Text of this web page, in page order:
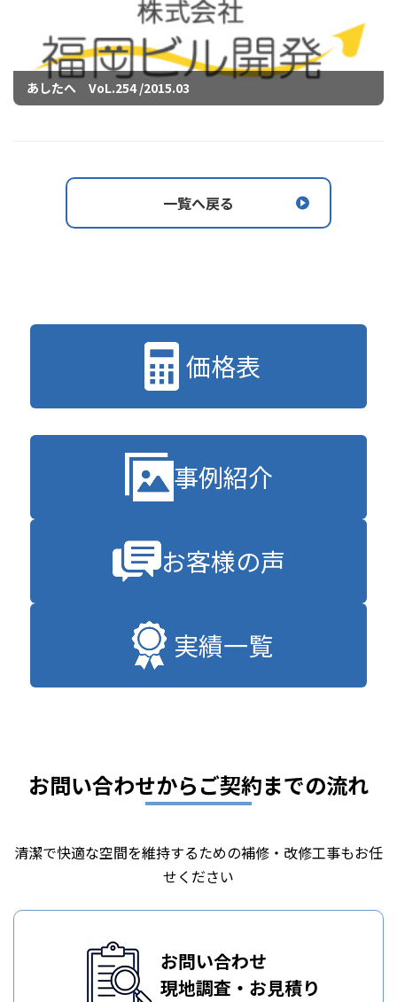
あしたへ VoL.254 /2015.03
一覧へ戻る
価格表
事例紹介
お客様の声
実績一覧
お問い合わせからご契約までの流れ
清潔で快適な空間を維持するための補修・改修工事もお任
せください
お問い合わせ
現地調査・お見積り